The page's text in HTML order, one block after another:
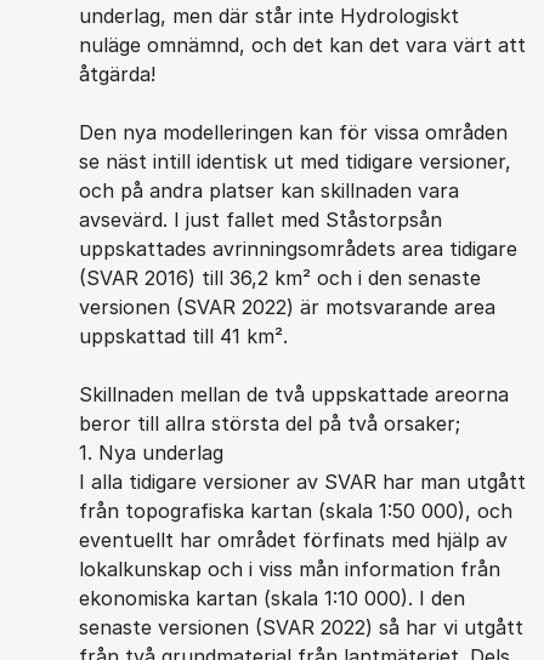
underlag, men där står inte Hydrologiskt
nuläge omnämnd, och det kan det vara värt att
åtgärda!
Den nya modelleringen kan för vissa områden
se näst intill identisk ut med tidigare versioner,
och på andra platser kan skillnaden vara
avsevärd. I just fallet med Ståstorpsån
uppskattades avrinningsområdets area tidigare
(SVAR 2016) till 36,2 km² och i den senaste
versionen (SVAR 2022) är motsvarande area
uppskattad till 41 km².
Skillnaden mellan de två uppskattade areorna
beror till allra största del på två orsaker;
1. Nya underlag
I alla tidigare versioner av SVAR har man utgått
från topografiska kartan (skala 1:50 000), och
eventuellt har området förfinats med hjälp av
lokalkunskap och i viss mån information från
ekonomiska kartan (skala 1:10 000). I den
senaste versionen (SVAR 2022) så har vi utgått